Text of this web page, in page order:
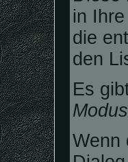
in
die
den
Es
Modus
Wenn